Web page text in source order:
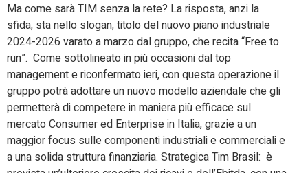
Ma come sarà TIM senza la rete? La risposta, anzi la
sfida, sta nello slogan, titolo del nuovo piano industriale
2024-2026 varato a marzo dal gruppo, che recita “Free to
run”. Come sottolineato in più occasioni dal top
management e riconfermato ieri, con questa operazione il
gruppo potrà adottare un nuovo modello aziendale che gli
permetterà di competere in maniera più efficace sul
mercato Consumer ed Enterprise in Italia, grazie a un
maggior focus sulle componenti industriali e commerciali e
a una solida struttura finanziaria. Strategica Tim Brasil: è